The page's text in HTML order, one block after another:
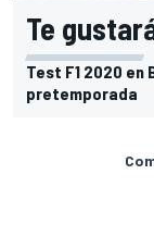
Te
Test F1 2020 en
pretemporada